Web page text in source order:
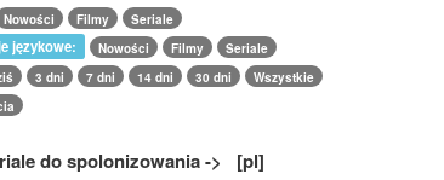
Nowości Filmy Seriale
językowe: Nowości Filmy Seriale
3 dni 7 dni 14 dni 30 dni
Wszystkie
do spolonizowania -> [pl]